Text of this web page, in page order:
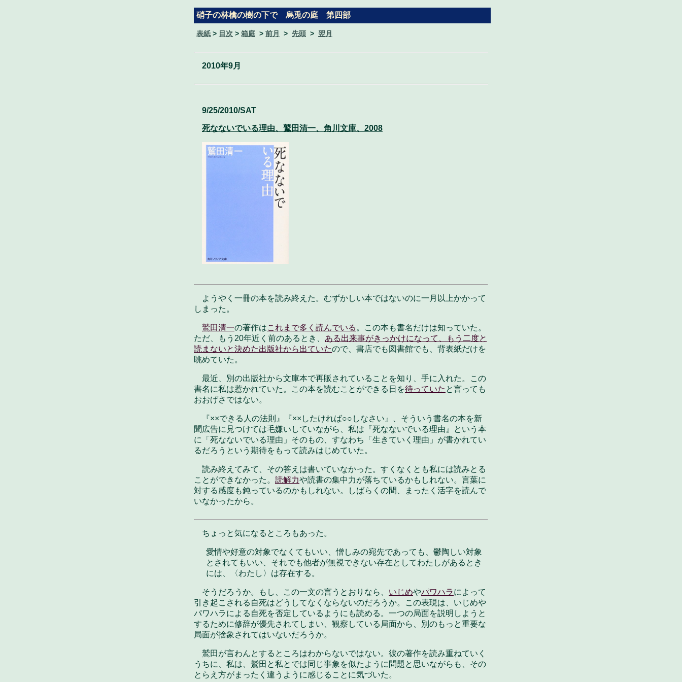
硝子の林檎の樹の下で 烏兎の庭 第四部
表紙 > 目次 > 箱庭 > 前月 > 先頭 > 翌月
2010年9月
9/25/2010/SAT
死なないでいる理由、鷲田清一、角川文庫、2008
ようやく一冊の本を読み終えた。むずかしい本ではないのに一月以上かかって
しまった。
鷲田清一の著作はこれまで多く読んでいる 。この本も書名だけは知っていた。
ただ、もう20年近く前のあるとき、 ある出来事がきっかけになって、もう二度と
読まないと決めた出版社から出ていたので、書店でも図書館でも、背表紙だけを
眺めていた。
最近、別の出版社から文庫本で再販されていることを知り、手に入れた。この
書名に私は惹かれていた。この本を読むことができる日を待っていた と言っても
おおげさではない。
『××できる人の法則』『××したければ○○しなさい』、そういう書名の本を新
聞広告に見つけては毛嫌いしていながら、私は『死なないでいる理由』という本
に「死なないでいる理由」そのもの、すなわち「生きていく理由」が書かれてい
るだろうという期待をもって読みはじめていた。
読み終えてみて、その答えは書いていなかった。すくなくとも私には読みとる
ことができなかった。 読解力や読書の集中力が落ちているかもしれない。言葉に
対する感度も鈍っているのかもしれない。しばらくの間、まったく活字を読んで
いなかったから。
ちょっと気になるところもあった。
愛情や好意の対象でなくてもいい、憎しみの宛先であっても、鬱陶しい対象
とされてもいい、それでも他者が無視できない存在としてわたしがあるとき
には、〈わたし〉は存在する。
そうだろうか。もし、この一文の言うとおりなら、 いじめやパワハラによって
引き起こされる自死はどうしてなくならないのだろうか。この表現は、いじめや
パワハラによる自死を否定しているようにも読める。一つの局面を説明しようと
するために修辞が優先されてしまい、観察している局面から、別のもっと重要な
局面が捨象されてはいないだろうか。
鷲田が言わんとするところはわからないではない。彼の著作を読み重ねていく
うちに、私は、鷲田と私とでは同じ事象を似たように問題と思いながらも、その
とらえ方がまったく違うように感じることに気づいた。